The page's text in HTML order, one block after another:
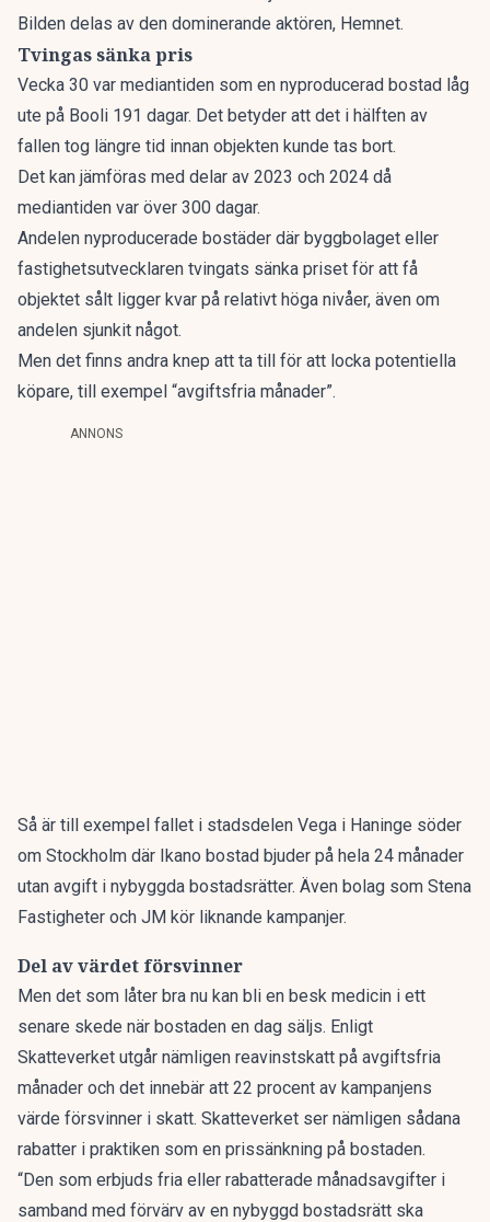
Bilden delas av den dominerande aktören, Hemnet.
Tvingas sänka pris
Vecka 30 var mediantiden som en nyproducerad bostad låg
ute på Booli 191 dagar. Det betyder att det i hälften av
fallen tog längre tid innan objekten kunde tas bort.
Det kan jämföras med delar av 2023 och 2024 då
mediantiden var över 300 dagar.
Andelen nyproducerade bostäder där byggbolaget eller
fastighetsutvecklaren tvingats sänka priset för att få
objektet sålt ligger kvar på relativt höga nivåer, även om
andelen sjunkit något.
Men det finns andra knep att ta till för att locka potentiella
köpare, till exempel “avgiftsfria månader”.
ANNONS
Så är till exempel fallet i stadsdelen Vega i Haninge söder
om Stockholm där Ikano bostad bjuder på hela 24 månader
utan avgift i nybyggda bostadsrätter. Även bolag som Stena
Fastigheter och JM kör liknande kampanjer.
Del av värdet försvinner
Men det som låter bra nu kan bli en besk medicin i ett
senare skede när bostaden en dag säljs. Enligt
Skatteverket utgår nämligen reavinstskatt på avgiftsfria
månader och det innebär att 22 procent av kampanjens
värde försvinner i skatt. Skatteverket ser nämligen sådana
rabatter i praktiken som en prissänkning på bostaden.
“Den som erbjuds fria eller rabatterade månadsavgifter i
samband med förvärv av en nybyggd bostadsrätt ska